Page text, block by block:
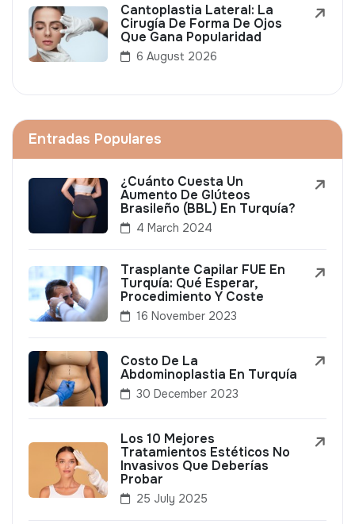
Cantoplastia Lateral: La
Cirugía De Forma De Ojos
Que Gana Popularidad
6 August 2026
Entradas Populares
¿Cuánto Cuesta Un
Aumento De Glúteos
Brasileño (BBL) En Turquía?
4 March 2024
Trasplante Capilar FUE En
Turquía: Qué Esperar,
Procedimiento Y Coste
16 November 2023
Costo De La
Abdominoplastia En Turquía
30 December 2023
Los 10 Mejores
Tratamientos Estéticos No
Invasivos Que Deberías
Probar
25 July 2025